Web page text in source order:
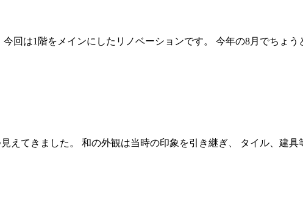
回は1階をメインにしたリノベーションです。 今年の8月でちょ
えてきました。 和の外観は当時の印象を引き継ぎ、 タイル、建